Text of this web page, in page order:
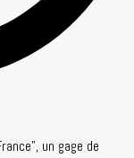
un gage de